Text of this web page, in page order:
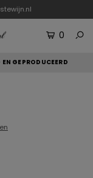
0
GEPRODUCEERD